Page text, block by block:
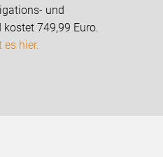
und
749,99 Euro.
hier.